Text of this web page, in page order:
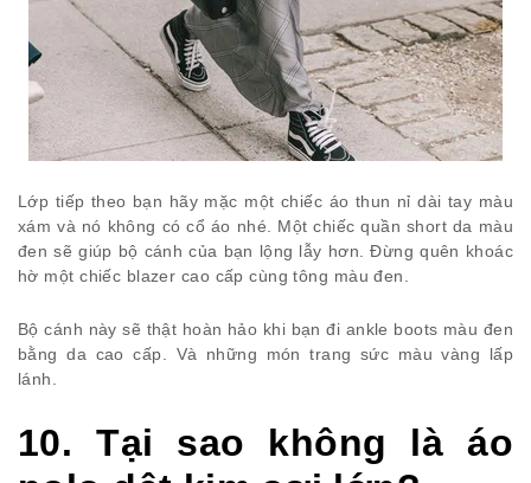
Lớp tiếp theo bạn hãy mặc một chiếc áo thun nỉ dài tay màu
xám và nó không có cổ áo nhé. Một chiếc quần short da màu
đen sẽ giúp bộ cánh của bạn lộng lẫy hơn. Đừng quên khoác
hờ một chiếc blazer cao cấp cùng tông màu đen.
Bộ cánh này sẽ thật hoàn hảo khi bạn đi ankle boots màu đen
bằng da cao cấp. Và những món trang sức màu vàng lấp
lánh.
10. Tại sao không là áo